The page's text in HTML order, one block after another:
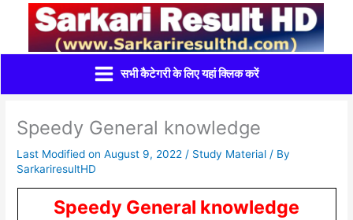
content
सभी कैटेगरी के लिए यहां क्लिक करें
Speedy General knowledge
Last Modified on August 9, 2022 / Study Material / By
SarkariresultHD
Speedy General knowledge